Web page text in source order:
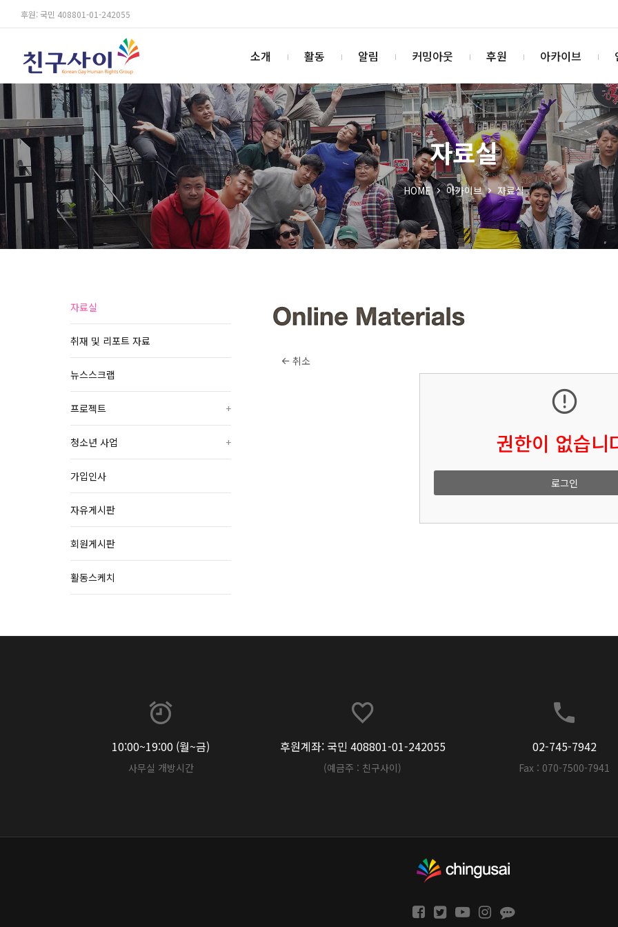
후원: 국민 408801-01-242055
소개 활동 알림 커밍아웃 후원 아카이브
자료실
HOME 아카이브 자료실
자료실
취재 및 리포트 자료
뉴스스크랩
프로젝트 +
청소년 사업 +
가입인사
자유게시판
회원게시판
활동스케치
취소
권한이 없습니
로그인
10:00~19:00 (월~금)
사무실 개방시간
후원계좌: 국민 408801-01-242055
(예금주 : 친구사이)
02-745-7942
Fax : 070-7500-7941